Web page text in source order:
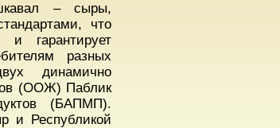
– сыры,
что
и гарантирует
разных
динамично
(ООЖ) Паблик
(БАПМП).
и Республикой